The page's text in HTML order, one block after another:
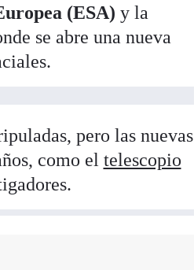
(ESA) y la
se abre una nueva
pero las nuevas
como el telescopio